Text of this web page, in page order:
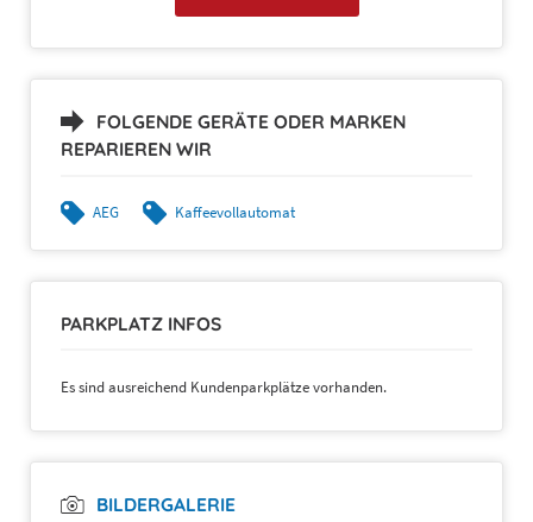
FOLGENDE GERÄTE ODER MARKEN
REPARIEREN WIR
AEG Kaffeevollautomat
PARKPLATZ INFOS
Es sind ausreichend Kundenparkplätze vorhanden.
BILDERGALERIE